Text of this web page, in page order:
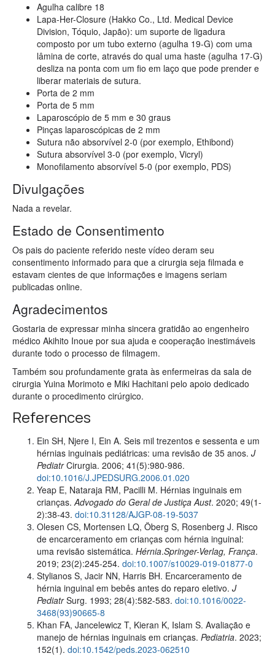
Agulha calibre 18
Lapa-Her-Closure (Hakko Co., Ltd. Medical Device
Division, Tóquio, Japão): um suporte de ligadura
composto por um tubo externo (agulha 19-G) com uma
lâmina de corte, através do qual uma haste (agulha 17-G)
desliza na ponta com um fio em laço que pode prender e
liberar materiais de sutura.
Porta de 2 mm
Porta de 5 mm
Laparoscópio de 5 mm e 30 graus
Pinças laparoscópicas de 2 mm
Sutura não absorvível 2-0 (por exemplo, Ethibond)
Sutura absorvível 3-0 (por exemplo, Vicryl)
Monofilamento absorvível 5-0 (por exemplo, PDS)
Divulgações
Nada a revelar.
Estado de Consentimento
Os pais do paciente referido neste vídeo deram seu
consentimento informado para que a cirurgia seja filmada e
estavam cientes de que informações e imagens seriam
publicadas online.
Agradecimentos
Gostaria de expressar minha sincera gratidão ao engenheiro
médico Akihito Inoue por sua ajuda e cooperação inestimáveis
durante todo o processo de filmagem.
Também sou profundamente grata às enfermeiras da sala de
cirurgia Yuina Morimoto e Miki Hachitani pelo apoio dedicado
durante o procedimento cirúrgico.
References
Ein SH, Njere I, Ein A. Seis mil trezentos e sessenta e um
hérnias inguinais pediátricas: uma revisão de 35 anos. J
Pediatr Cirurgia. 2006; 41(5):980-986.
doi:10.1016/J.JPEDSURG.2006.01.020
Yeap E, Nataraja RM, Pacilli M. Hérnias inguinais em
crianças.Advogado do Geral de Justiça Aust. 2020; 49(1-
2):38-43. doi:10.31128/AJGP-08-19-5037
Olesen CS, Mortensen LQ, Öberg S, Rosenberg J. Risco
de encarceramento em crianças com hérnia inguinal:
uma revisão sistemática. Hérnia.Springer-Verlag, França.
2019; 23(2):245-254. doi:10.1007/s10029-019-01877-0
Stylianos S, Jacir NN, Harris BH. Encarceramento de
hérnia inguinal em bebês antes do reparo eletivo. J
Pediatr Surg. 1993; 28(4):582-583. doi:10.1016/0022-
3468(93)90665-8
Khan FA, Jancelewicz T, Kieran K, Islam S. Avaliação e
manejo de hérnias inguinais em crianças. Pediatria. 2023;
152(1). doi:10.1542/peds.2023-062510